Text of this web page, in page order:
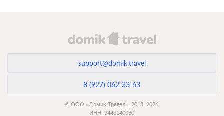
support@domik.travel
8 (927) 062-33-63
© ООО «Домик Тревел», 2018–2026
ИНН: 3443140080